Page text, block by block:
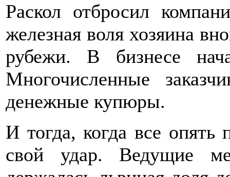
Раскол отбросил
железная воля хозяина
рубежи. В бизнесе
Многочисленные
денежные купюры.
И тогда, когда все
свой удар. Ведущие